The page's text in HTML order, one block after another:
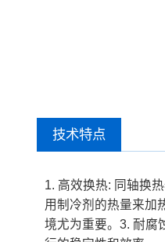
技术特点
1. 高效换热: 同轴换
用制冷剂的热量来加
境尤为重要。3. 耐腐